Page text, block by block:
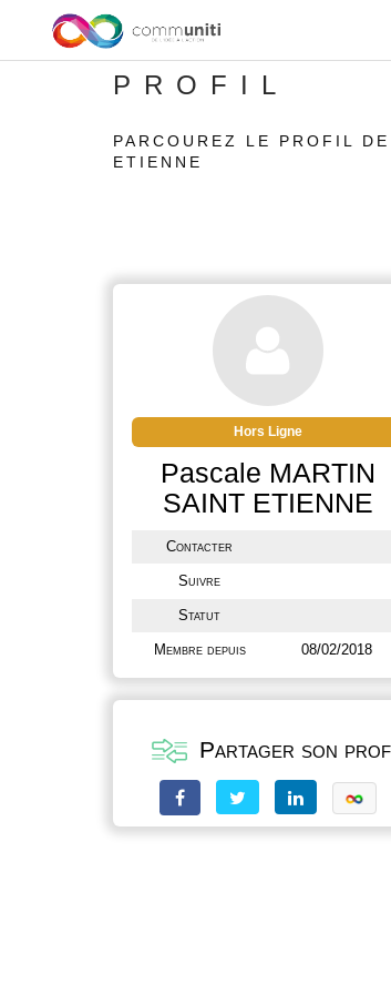
PROFIL
PARCOUREZ LE PROFIL
ETIENNE
Hors Ligne
Pascale MARTIN
SAINT ETIENNE
Contacter
Suivre
Statut
Membre depuis 08/02/2018
Partager son